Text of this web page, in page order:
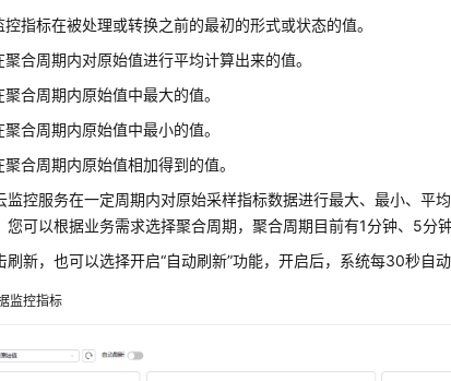
指标在被处理或转换之前的最初的形式或状态的值。
合周期内对原始值进行平均计算出来的值。
合周期内原始值中最大的值。
合周期内原始值中最小的值。
合周期内原始值相加得到的值。
监控服务在一定周期内对原始采样指标数据进行最大、最小、平
您可以根据业务需求选择聚合周期，聚合周期目前有1分钟、5分
刷新，也可以选择开启“自动刷新”功能，开启后，系统每30秒自动
监控指标